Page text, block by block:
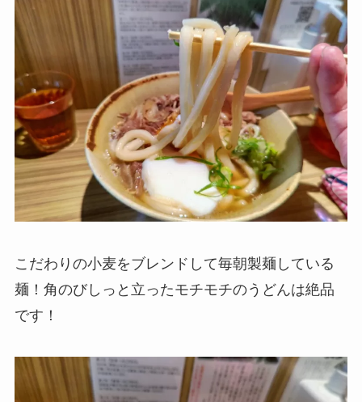
こだわりの小麦をブレンドして毎朝製麺している
麺！角のびしっと立ったモチモチのうどんは絶品
です！